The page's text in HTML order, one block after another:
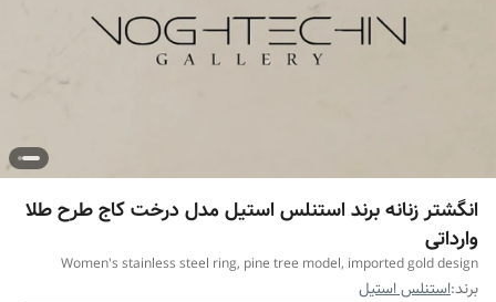
انگشتر زنانه برند استنلس استیل مدل درخت کاج طرح طلا
وارداتی
Women's stainless steel ring, pine tree model, imported gold design
برند:استنلس استیل